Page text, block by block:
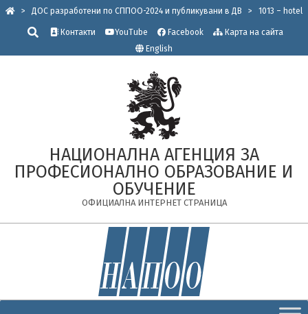
Skip
content
> ДОС разработени по СППОО-2024 и публикувани в ДВ >
1013 – hotel
Търсене
Контакти YouTube Facebook
Карта на сайта
English
НАЦИОНАЛНА АГЕНЦИЯ ЗА
ПРОФЕСИОНАЛНО ОБРАЗОВАНИЕ И
ОБУЧЕНИЕ
ОФИЦИАЛНА ИНТЕРНЕТ СТРАНИЦА